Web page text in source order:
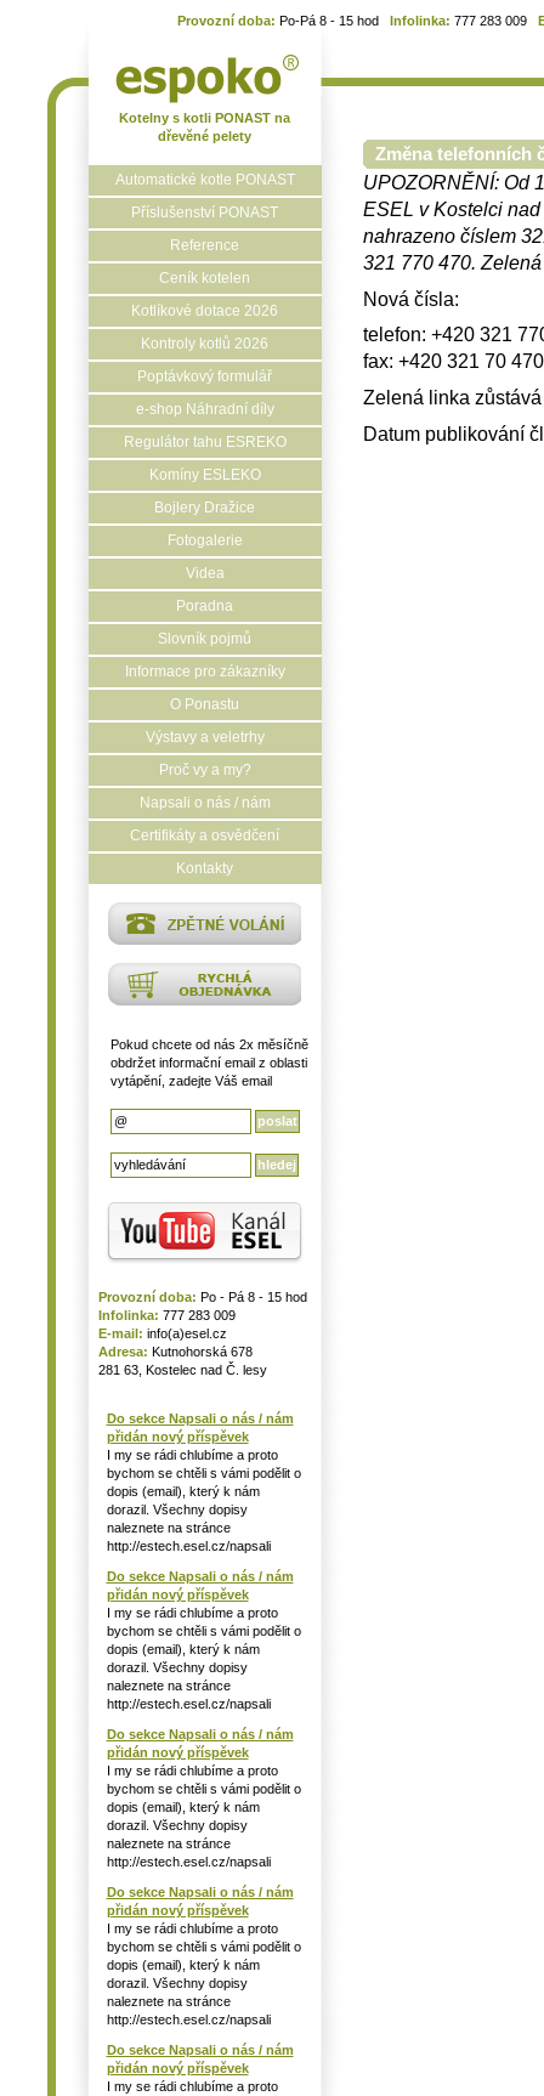
Provozní doba: Po-Pá 8 - 15 hod Infolinka: 777 283 009
Kotelny s kotli PONAST na
dřevěné pelety
Automatické kotle PONAST
Příslušenství PONAST
Reference
Ceník kotelen
Kotlíkové dotace 2026
Kontroly kotlů 2026
Poptávkový formulář
e-shop Náhradní díly
Regulátor tahu ESREKO
Komíny ESLEKO
Bojlery Dražice
Fotogalerie
Videa
Poradna
Slovník pojmů
Informace pro zákazníky
O Ponastu
Výstavy a veletrhy
Proč vy a my?
Napsali o nás / nám
Certifikáty a osvědčení
Kontakty
Pokud chcete od nás 2x měsíčně
obdržet informační email z oblasti
vytápění, zadejte Váš email
Provozní doba: Po - Pá 8 - 15 hod
Infolinka: 777 283 009
E-mail: info(a)esel.cz
Adresa: Kutnohorská 678
281 63, Kostelec nad Č. lesy
Do sekce Napsali o nás / nám
přidán nový příspěvek
I my se rádi chlubíme a proto
bychom se chtěli s vámi podělit o
dopis (email), který k nám
dorazil. Všechny dopisy
naleznete na stránce
http://estech.esel.cz/napsali
Do sekce Napsali o nás / nám
přidán nový příspěvek
I my se rádi chlubíme a proto
bychom se chtěli s vámi podělit o
dopis (email), který k nám
dorazil. Všechny dopisy
naleznete na stránce
http://estech.esel.cz/napsali
Do sekce Napsali o nás / nám
přidán nový příspěvek
I my se rádi chlubíme a proto
bychom se chtěli s vámi podělit o
dopis (email), který k nám
dorazil. Všechny dopisy
naleznete na stránce
http://estech.esel.cz/napsali
Do sekce Napsali o nás / nám
přidán nový příspěvek
I my se rádi chlubíme a proto
bychom se chtěli s vámi podělit o
dopis (email), který k nám
dorazil. Všechny dopisy
naleznete na stránce
http://estech.esel.cz/napsali
Do sekce Napsali o nás / nám
přidán nový příspěvek
I my se rádi chlubíme a proto
Změna telefonních
UPOZORNĚNÍ: Od
ESEL v Kostelci
nahrazeno číslem
321 770 470.
Nová čísla:
telefon: +420 321
fax: +420 321 70 470
Zelená linka
Datum publikování